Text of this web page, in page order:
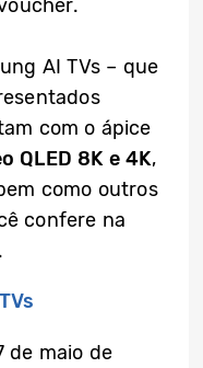
AI TVs – que
com o ápice
QLED 8K e 4K,
como outros
confere na
.
de maio de